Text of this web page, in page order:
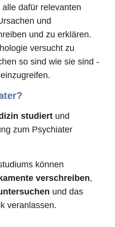
dafür relevanten
und
und zu erklären.
versucht zu
so sind wie sie sind -
studiert und
zum Psychiater
können
verschreiben,
und das
veranlassen.